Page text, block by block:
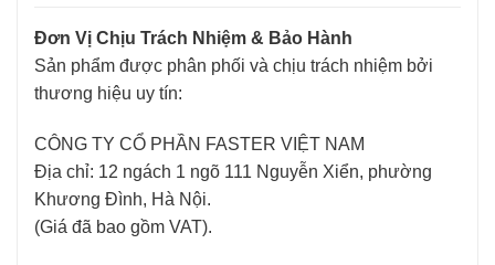
Đơn Vị Chịu Trách Nhiệm & Bảo Hành
Sản phẩm được phân phối và chịu trách nhiệm bởi
thương hiệu uy tín:
CÔNG TY CỔ PHẦN FASTER VIỆT NAM
Địa chỉ: 12 ngách 1 ngõ 111 Nguyễn Xiển, phường
Khương Đình, Hà Nội.
(Giá đã bao gồm VAT).